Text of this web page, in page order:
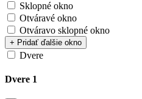
Sklopné okno
Otváravé okno
Otváravo sklopné okno
+ Pridať ďalšie okno
Dvere
Dvere 1